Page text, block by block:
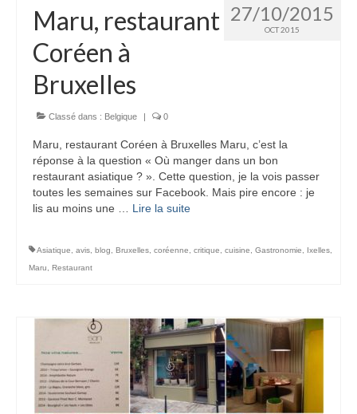
27/10/2015
OCT 2015
Maru, restaurant
Coréen à
Bruxelles
Classé dans : Belgique | 0
Maru, restaurant Coréen à Bruxelles Maru, c’est la
réponse à la question « Où manger dans un bon
restaurant asiatique ? ». Cette question, je la vois passer
toutes les semaines sur Facebook. Mais pire encore : je
lis au moins une … Lire la suite­­
Asiatique avis blog Bruxelles coréenne critique cuisine Gastronomie Ixelles
Maru
Restaurant